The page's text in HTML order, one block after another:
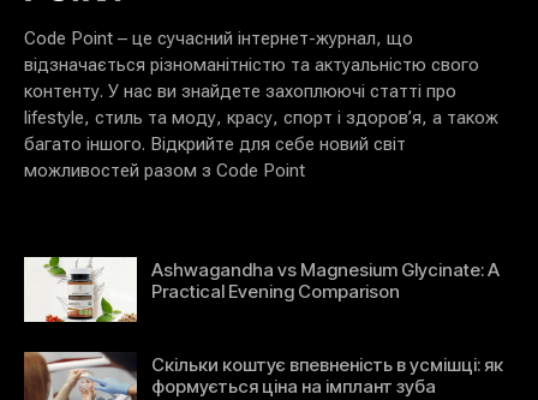
Code Point – це сучасний інтернет-журнал, що
відзначається різноманітністю та актуальністю свого
контенту. У нас ви знайдете захоплюючі статті про
lifestyle, стиль та моду, красу, спорт і здоров’я, а також
багато іншого. Відкрийте для себе новий світ
можливостей разом з Code Point
Ashwagandha vs Magnesium Glycinate: A
Practical Evening Comparison
Скільки коштує впевненість в усмішці: як
формується ціна на імплант зуба